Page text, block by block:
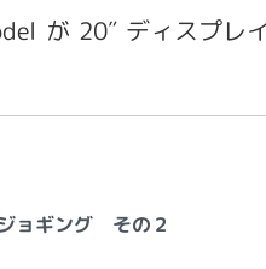
が 20″ ディスプレ
ョギング その２